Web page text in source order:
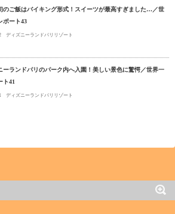
のご飯はバイキング形式！スイーツが最高すぎました…／世
ポート43
ディズニーランドパリリゾート
ーランドパリのパーク内へ入園！美しい景色に驚愕／世界一
ト41
ディズニーランドパリリゾート